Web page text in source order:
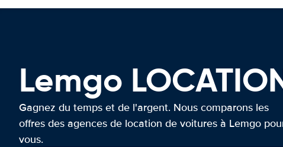
Lemgo
Gagnez du temps et de l'argent. Nous comparons les
offres des agences de location de voitures à Lemgo
vous.